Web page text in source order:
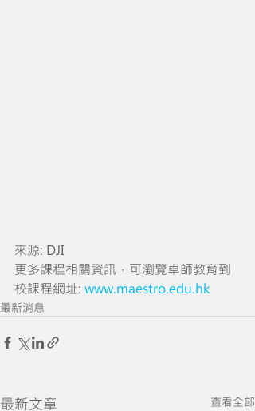
來源: DJI
更多課程相關資訊，可瀏覽卓師教育到
校課程網址: www.maestro.edu.hk
最新消息
最新文章 查看全部